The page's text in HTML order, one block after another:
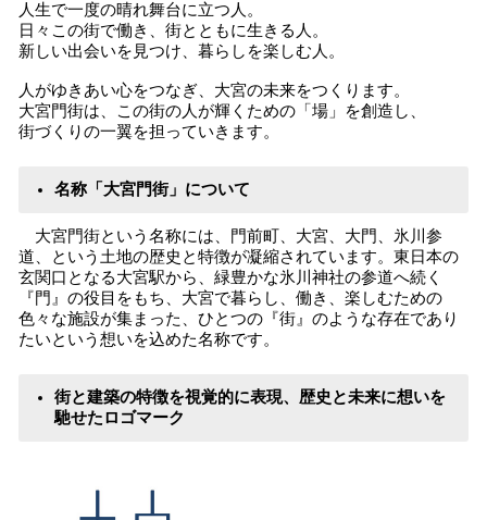
人生で一度の晴れ舞台に立つ人。
日々この街で働き、街とともに生きる人。
新しい出会いを見つけ、暮らしを楽しむ人。
人がゆきあい心をつなぎ、大宮の未来をつくります。
大宮門街は、この街の人が輝くための「場」を創造し、
街づくりの一翼を担っていきます。
名称「大宮門街」について
大宮門街という名称には、門前町、大宮、大門、氷川参
道、という土地の歴史と特徴が凝縮されています。東日本の
玄関口となる大宮駅から、緑豊かな氷川神社の参道へ続く
『門』の役目をもち、大宮で暮らし、働き、楽しむための
色々な施設が集まった、ひとつの『街』のような存在であり
たいという想いを込めた名称です。
街と建築の特徴を視覚的に表現、歴史と未来に想いを
馳せたロゴマーク